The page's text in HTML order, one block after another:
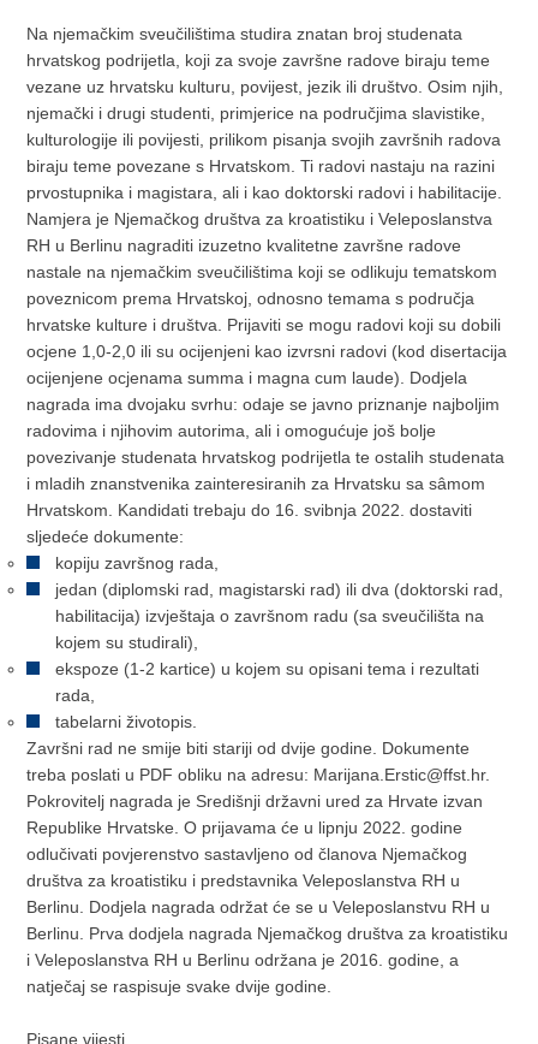
Na njemačkim sveučilištima studira znatan broj studenata
hrvatskog podrijetla, koji za svoje završne radove biraju teme
vezane uz hrvatsku kulturu, povijest, jezik ili društvo. Osim njih,
njemački i drugi studenti, primjerice na područjima slavistike,
kulturologije ili povijesti, prilikom pisanja svojih završnih radova
biraju teme povezane s Hrvatskom. Ti radovi nastaju na razini
prvostupnika i magistara, ali i kao doktorski radovi i habilitacije.
Namjera je Njemačkog društva za kroatistiku i Veleposlanstva
RH u Berlinu nagraditi izuzetno kvalitetne završne radove
nastale na njemačkim sveučilištima koji se odlikuju tematskom
poveznicom prema Hrvatskoj, odnosno temama s područja
hrvatske kulture i društva. Prijaviti se mogu radovi koji su dobili
ocjene 1,0-2,0 ili su ocijenjeni kao izvrsni radovi (kod disertacija
ocijenjene ocjenama summa i magna cum laude). Dodjela
nagrada ima dvojaku svrhu: odaje se javno priznanje najboljim
radovima i njihovim autorima, ali i omogućuje još bolje
povezivanje studenata hrvatskog podrijetla te ostalih studenata
i mladih znanstvenika zainteresiranih za Hrvatsku sa sâmom
Hrvatskom. Kandidati trebaju do 16. svibnja 2022. dostaviti
sljedeće dokumente:
kopiju završnog rada,
jedan (diplomski rad, magistarski rad) ili dva (doktorski rad,
habilitacija) izvještaja o završnom radu (sa sveučilišta na
kojem su studirali),
ekspoze (1-2 kartice) u kojem su opisani tema i rezultati
rada,
tabelarni životopis.
Završni rad ne smije biti stariji od dvije godine. Dokumente
treba poslati u PDF obliku na adresu: Marijana.Erstic@ffst.hr.
Pokrovitelj nagrada je Središnji državni ured za Hrvate izvan
Republike Hrvatske. O prijavama će u lipnju 2022. godine
odlučivati povjerenstvo sastavljeno od članova Njemačkog
društva za kroatistiku i predstavnika Veleposlanstva RH u
Berlinu. Dodjela nagrada održat će se u Veleposlanstvu RH u
Berlinu. Prva dodjela nagrada Njemačkog društva za kroatistiku
i Veleposlanstva RH u Berlinu održana je 2016. godine, a
natječaj se raspisuje svake dvije godine.
Pisane vijesti